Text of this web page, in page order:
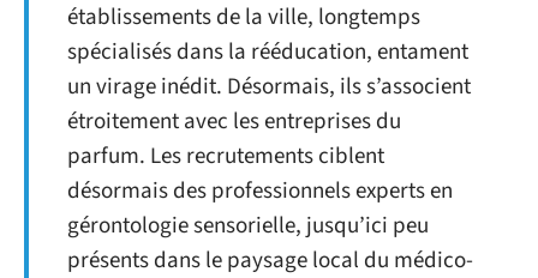
établissements de la ville, longtemps
spécialisés dans la rééducation, entament
un virage inédit. Désormais, ils s’associent
étroitement avec les entreprises du
parfum. Les recrutements ciblent
désormais des professionnels experts en
gérontologie sensorielle, jusqu’ici peu
présents dans le paysage local du médico-